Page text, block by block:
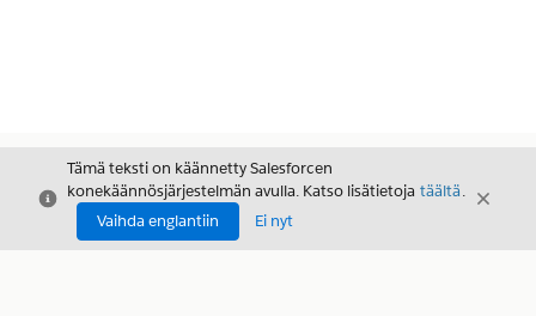
Sulje
Tämä teksti on käännetty Salesforcen
konekäännösjärjestelmän avulla. Katso lisätietoja täältä.
Vaihda englantiin
Ei nyt
Sulje